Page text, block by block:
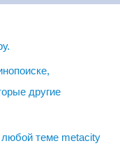
другие
теме metacity